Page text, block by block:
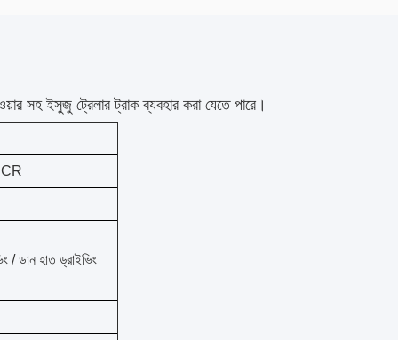
সহ ইসুজু ট্রেলার ট্রাক ব্যবহার করা যেতে পারে।
/ ডান হাত ড্রাইভিং